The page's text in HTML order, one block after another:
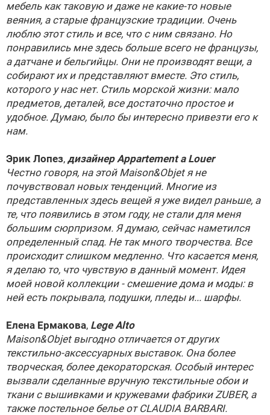
мебель как таковую и даже не какие-то новые
веяния, а старые французские традиции. Очень
люблю этот стиль и все, что с ним связано. Но
понравились мне здесь больше всего не французы,
а датчане и бельгийцы. Они не производят вещи, а
собирают их и представляют вместе. Это стиль,
которого у нас нет. Стиль морской жизни: мало
предметов, деталей, все достаточно простое и
удобное. Думаю, было бы интересно привезти его к
нам.
Эрик Лопез, дизайнер Appartement a Louer
Честно говоря, на этой Maison&Objet я не
почувствовал новых тенденций. Многие из
представленных здесь вещей я уже видел раньше, а
те, что появились в этом году, не стали для меня
большим сюрпризом. Я думаю, сейчас наметился
определенный спад. Не так много творчества. Все
происходит слишком медленно. Что касается меня,
я делаю то, что чувствую в данный момент. Идея
моей новой коллекции - смешение дома и моды: в
ней есть покрывала, подушки, пледы и... шарфы.
Елена Ермакова, Lege Alto
Maison&Objet выгодно отличается от других
текстильно-аксессуарных выставок. Она более
творческая, более декораторская. Особый интерес
вызвали сделанные вручную текстильные обои и
ткани с вышивками и кружевами фабрики ZUBER, а
также постельное белье от CLAUDIA BARBARI.